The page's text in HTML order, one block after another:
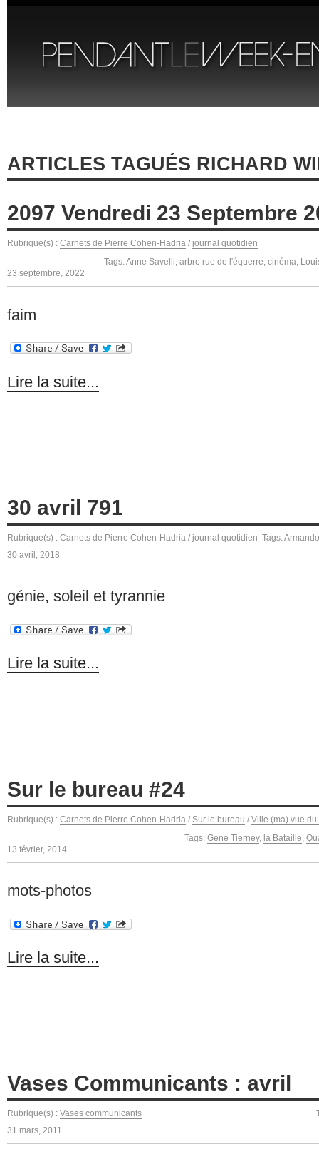
ARTICLES TAGUÉS RICHARD
2097 Vendredi 23 Septembre
Rubrique(s) : Carnets de Pierre Cohen-Hadria / journal quotidien
Tags:Anne Savelli, arbre rue de l'équerre, cinéma,
23 septembre, 2022
faim
Lire la suite...
30 avril 791
Rubrique(s) : Carnets de Pierre Cohen-Hadria / journal quotidien Tags:
30 avril, 2018
génie, soleil et tyrannie
Lire la suite...
Sur le bureau #24
Rubrique(s) : Carnets de Pierre Cohen-Hadria / Sur le bureau / Ville (ma) vue du
Tags: Gene Tierney, la Bataille
13 février, 2014
mots-photos
Lire la suite...
Vases Communicants : avril
Rubrique(s) : Vases communicants
31 mars, 2011